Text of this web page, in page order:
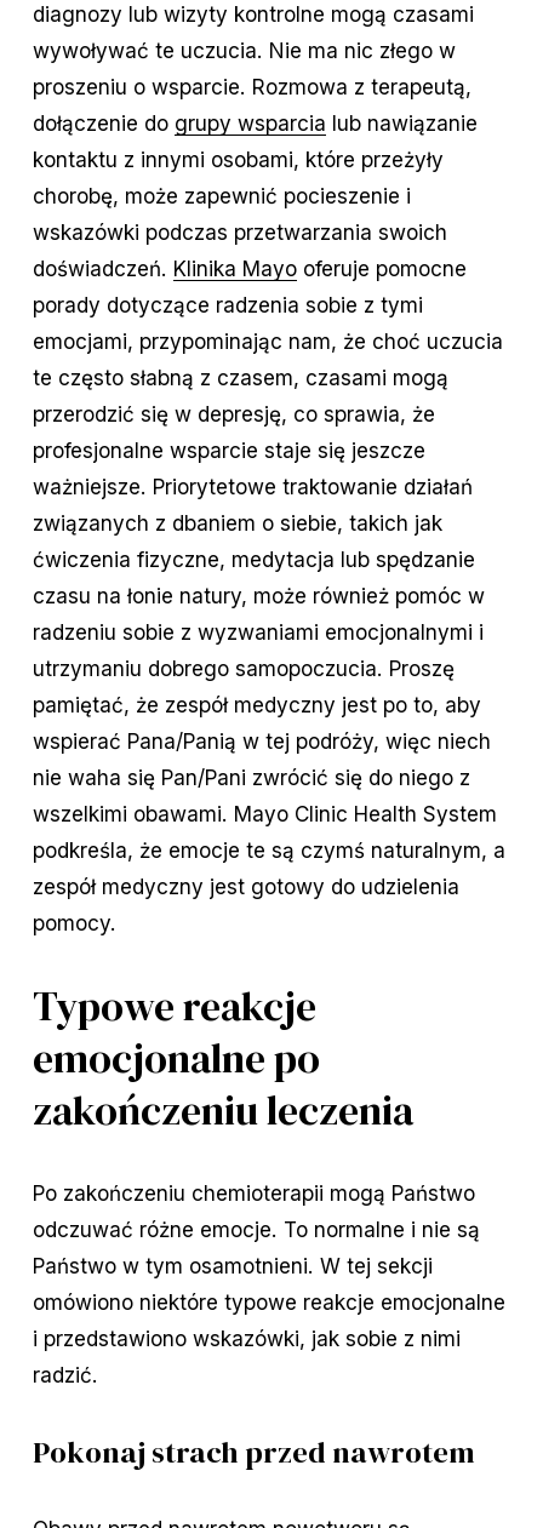
diagnozy lub wizyty kontrolne mogą czasami
wywoływać te uczucia. Nie ma nic złego w
proszeniu o wsparcie. Rozmowa z terapeutą,
dołączenie do grupy wsparcia lub nawiązanie
kontaktu z innymi osobami, które przeżyły
chorobę, może zapewnić pocieszenie i
wskazówki podczas przetwarzania swoich
doświadczeń. Klinika Mayooferuje pomocne
porady dotyczące radzenia sobie z tymi
emocjami, przypominając nam, że choć uczucia
te często słabną z czasem, czasami mogą
przerodzić się w depresję, co sprawia, że
profesjonalne wsparcie staje się jeszcze
ważniejsze. Priorytetowe traktowanie działań
związanych z dbaniem o siebie, takich jak
ćwiczenia fizyczne, medytacja lub spędzanie
czasu na łonie natury, może również pomóc w
radzeniu sobie z wyzwaniami emocjonalnymi i
utrzymaniu dobrego samopoczucia. Proszę
pamiętać, że zespół medyczny jest po to, aby
wspierać Pana/Panią w tej podróży, więc niech
nie waha się Pan/Pani zwrócić się do niego z
wszelkimi obawami. Mayo Clinic Health System
podkreśla, że emocje te są czymś naturalnym, a
zespół medyczny jest gotowy do udzielenia
pomocy.
Typowe reakcje
emocjonalne po
zakończeniu leczenia
Po zakończeniu chemioterapii mogą Państwo
odczuwać różne emocje. To normalne i nie są
Państwo w tym osamotnieni. W tej sekcji
omówiono niektóre typowe reakcje emocjonalne
i przedstawiono wskazówki, jak sobie z nimi
radzić.
Pokonaj strach przed nawrotem